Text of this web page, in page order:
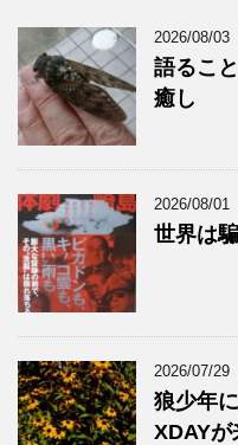
2026/08/03
語るこ
癒し
2026/08/01
世界は
2026/07/29
狼少年
XDAY